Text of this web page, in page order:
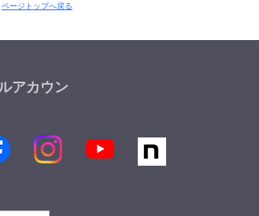
ページトップへ戻る
アカウン